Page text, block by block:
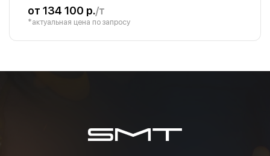
от 134 100 р./т
*актуальная цена по запросу